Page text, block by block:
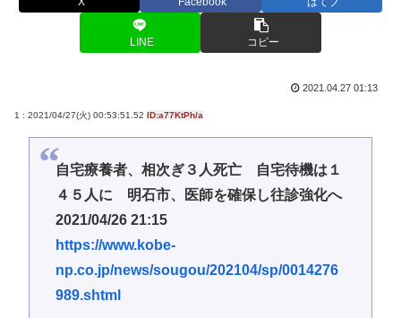
LINE コピー
2021.04.27 01:13
1 : 2021/04/27(火) 00:53:51.52 ID:a77KtPh/a
自宅療養者、相次ぎ３人死亡 自宅待機は１
４５人に 明石市、医師を確保し往診強化へ
2021/04/26 21:15
https://www.kobe-
np.co.jp/news/sougou/202104/sp/0014276
989.shtml